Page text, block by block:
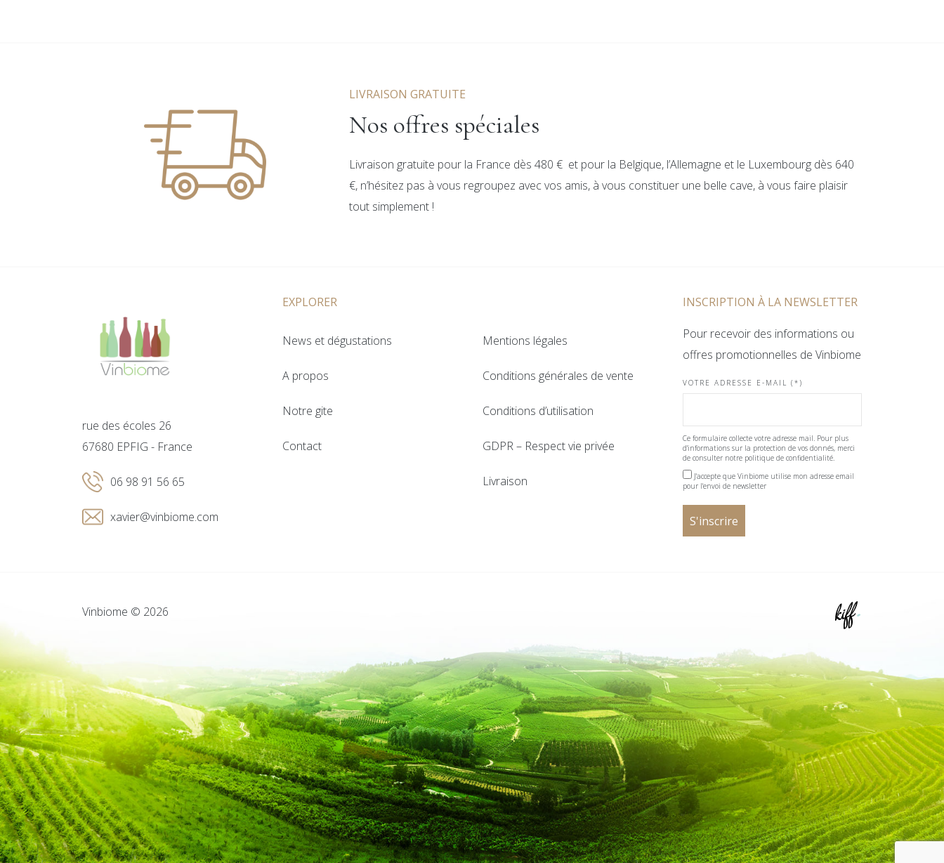
LIVRAISON GRATUITE
Nos offres spéciales
Livraison gratuite pour la France dès 480 € et pour la Belgique, l’Allemagne et le Luxembourg dès 640
€, n’hésitez pas à vous regroupez avec vos amis, à vous constituer une belle cave, à vous faire plaisir
tout simplement !
rue des écoles 26
67680 EPFIG - France
06 98 91 56 65
xavier@vinbiome.com
EXPLORER
News et dégustations
A propos
Notre gite
Contact
Mentions légales
Conditions générales de vente
Conditions d’utilisation
GDPR – Respect vie privée
Livraison
INSCRIPTION À LA NEWSLETTER
Pour recevoir des informations ou
offres promotionnelles de Vinbiome
VOTRE ADRESSE E-MAIL (*)
Ce formulaire collecte votre adresse mail. Pour plus
d'informations sur la protection de vos donnés, merci
de consulter notre politique de confidentialité.
J'accepte que Vinbiome utilise mon adresse email
pour l'envoi de newsletter
Vinbiome © 2026